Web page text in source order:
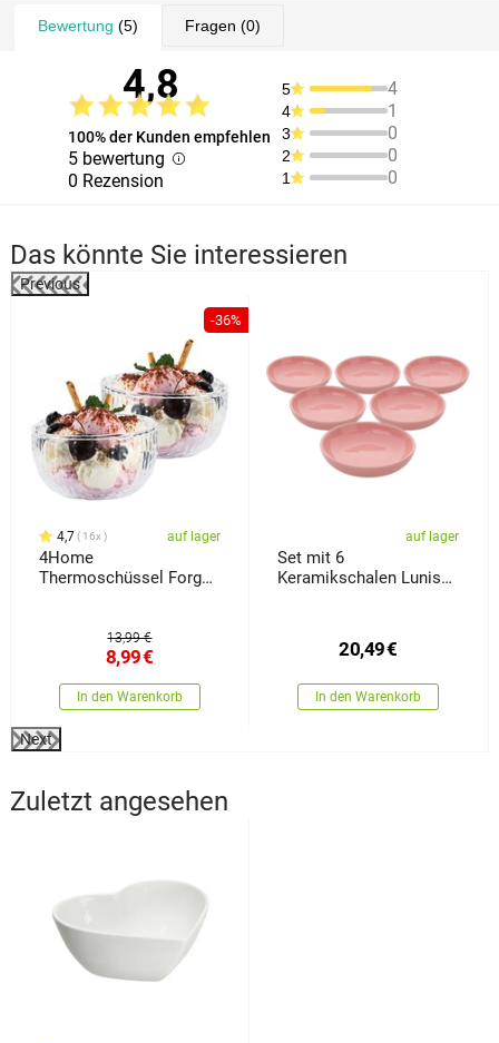
Bewertung (5) Fragen (0)
4,8
100% der Kunden empfehlen
5 bewertung
0 Rezension
5 4
4 1
3 0
2 0
1 0
Das könnte Sie interessieren
Previous
-36%
4,7 16x auf lager
4Home
Thermoschüssel Forge
13,99 €
8,99€
In den Warenkorb
auf lager
Set mit 6
Keramikschalen Lunis
20,49€
In den Warenkorb
Next
Zuletzt angesehen